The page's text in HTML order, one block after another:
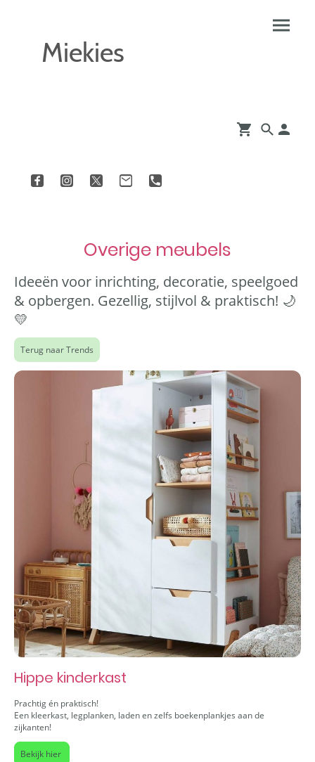
Miekies
Overige meubels
Ideeën voor inrichting, decoratie, speelgoed
& opbergen. Gezellig, stijlvol & praktisch! 🌙
💛
Terug naar Trends
Hippe kinderkast
Prachtig én praktisch!
Een kleerkast, legplanken, laden en zelfs boekenplankjes aan de
zijkanten!
Bekijk hier